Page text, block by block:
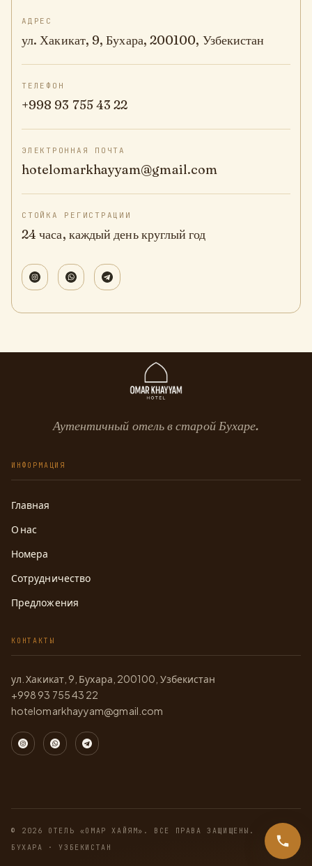
АДРЕС
ул. Хакикат, 9, Бухара, 200100, Узбекистан
ТЕЛЕФОН
+998 93 755 43 22
ЭЛЕКТРОННАЯ ПОЧТА
hotelomarkhayyam@gmail.com
СТОЙКА РЕГИСТРАЦИИ
24 часа, каждый день круглый год
Аутентичный отель в старой Бухаре.
ИНФОРМАЦИЯ
Главная
О нас
Номера
Сотрудничество
Предложения
КОНТАКТЫ
ул. Хакикат, 9, Бухара, 200100, Узбекистан
+998 93 755 43 22
hotelomarkhayyam@gmail.com
© 2026 ОТЕЛЬ «ОМАР ХАЙЯМ». ВСЕ ПРАВА ЗАЩИЩЕНЫ.
БУХАРА · УЗБЕКИСТАН